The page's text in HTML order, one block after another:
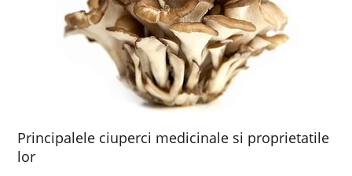
Principalele ciuperci medicinale si proprietatile
lor